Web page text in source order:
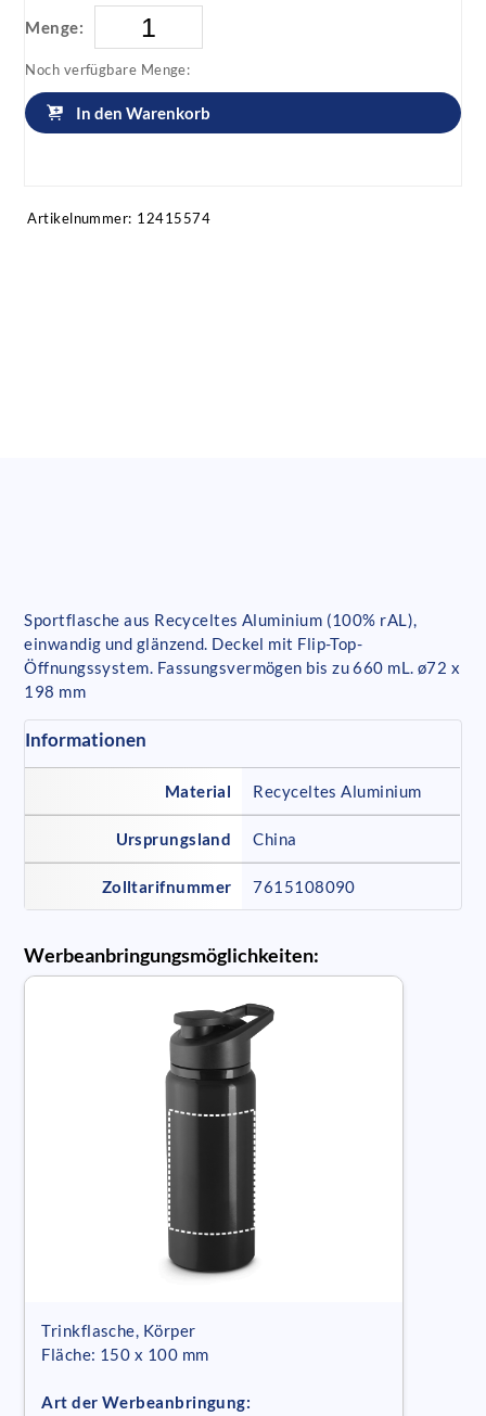
Menge:
Noch verfügbare Menge:
In den Warenkorb
Artikelnummer: 12415574
Sportflasche aus Recyceltes Aluminium (100% rAL),
einwandig und glänzend. Deckel mit Flip-Top-
Öffnungssystem. Fassungsvermögen bis zu 660 mL. ø72 x
198 mm
Informationen
Material Recyceltes Aluminium
Ursprungsland China
Zolltarifnummer 7615108090
Werbeanbringungsmöglichkeiten:
Trinkflasche, Körper
Fläche: 150 x 100 mm
Art der Werbeanbringung: